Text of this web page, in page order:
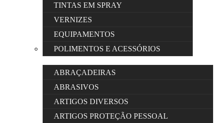
TINTAS EM SPRAY
VERNIZES
EQUIPAMENTOS
POLIMENTOS E ACESSÓRIOS
ABRAÇADEIRAS
ABRASIVOS
ARTIGOS DIVERSOS
ARTIGOS PROTEÇÃO PESSOAL